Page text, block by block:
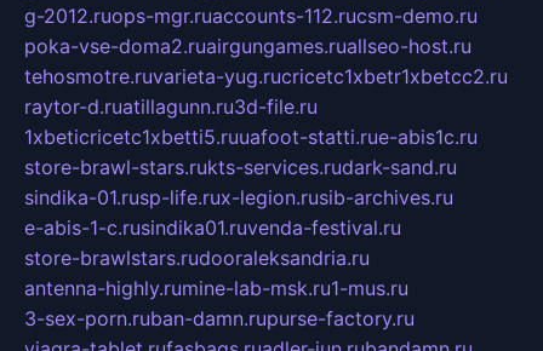
g-2012.ruops-mgr.ruaccounts-112.rucsm-demo.ru
poka-vse-doma2.ruairgungames.ruallseo-host.ru
tehosmotre.ruvarieta-yug.rucricetc1xbetr1xbetcc2.ru
raytor-d.ruatillagunn.ru3d-file.ru
1xbeticricetc1xbetti5.ruuafoot-statti.rue-abis1c.ru
store-brawl-stars.rukts-services.rudark-sand.ru
sindika-01.rusp-life.rux-legion.rusib-archives.ru
e-abis-1-c.rusindika01.ruvenda-festival.ru
store-brawlstars.rudooraleksandria.ru
antenna-highly.rumine-lab-msk.ru1-mus.ru
3-sex-porn.ruban-damn.rupurse-factory.ru